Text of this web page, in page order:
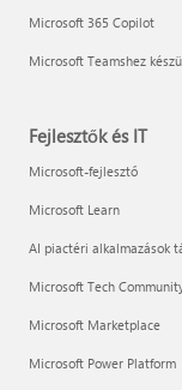
Microsoft 365 Copilot
Microsoft Teamshez
Fejlesztők és IT
Microsoft-fejlesztő
Microsoft Learn
AI piactéri alkalmazások
Microsoft Tech
Microsoft Marketplace
Microsoft Power Platform